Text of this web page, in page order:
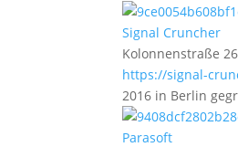
Signal Cruncher
Kolonnenstraße
https://signal-
2016 in Berlin
Parasoft